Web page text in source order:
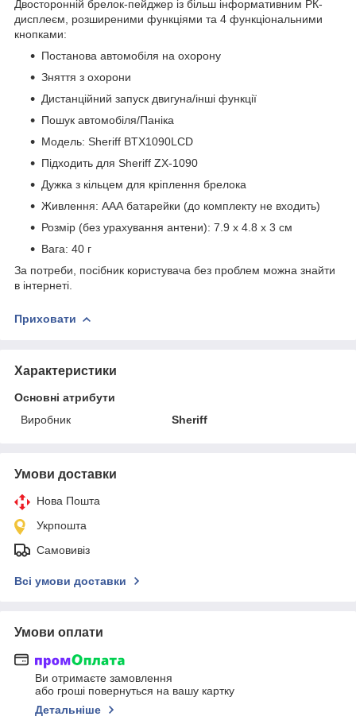
Двосторонній брелок-пейджер із більш інформативним РК-
дисплеєм, розширеними функціями та 4 функціональними
кнопками:
Постанова автомобіля на охорону
Зняття з охорони
Дистанційний запуск двигуна/інші функції
Пошук автомобіля/Паніка
Модель: Sheriff BTX1090LCD
Підходить для Sheriff ZX-1090
Дужка з кільцем для кріплення брелока
Живлення: ААА батарейки (до комплекту не входить)
Розмір (без урахування антени): 7.9 х 4.8 х 3 см
Вага: 40 г
За потреби, посібник користувача без проблем можна знайти
в інтернеті.
Приховати
Характеристики
Основні атрибути
Виробник
Sheriff
Умови доставки
Нова Пошта
Укрпошта
Самовивіз
Всі умови доставки
Умови оплати
Ви отримаєте замовлення
або гроші повернуться на вашу картку
Детальніше